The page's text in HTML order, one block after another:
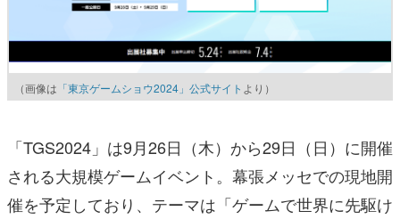
（画像は 「東京ゲームショウ2024」公式サイト より）
「TGS2024」は9月26日（木）から29日（日）に開催
される大規模ゲームイベント。幕張メッセでの現地開
催を予定しており、テーマは「ゲームで世界に先駆け